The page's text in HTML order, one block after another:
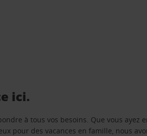
ici.
à tous vos besoins. Que vous
pour des vacances en famille, nous